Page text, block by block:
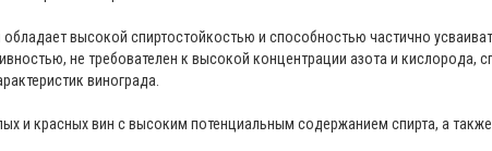
высокой спиртостойкостью и способностью частично
не требователен к высокой концентрации азота и кислорода,
винограда.
и красных вин с высоким потенциальным содержанием спирта, а